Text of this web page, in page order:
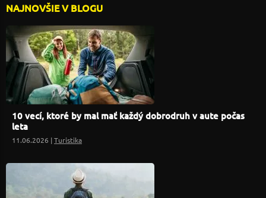
NAJNOVŠIE V BLOGU
10 vecí, ktoré by mal mať každý dobrodruh v aute počas
leta
11.06.2026 |Turistika